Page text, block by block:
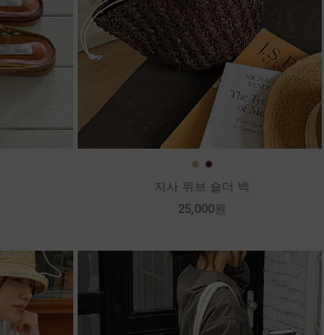
● ●
지사 위브 숄더 백
25,000원